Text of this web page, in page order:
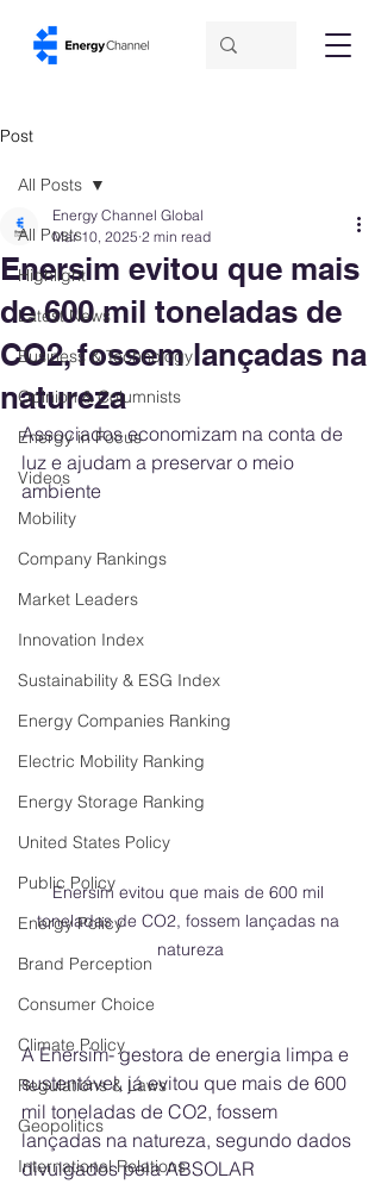
Post
All Posts
Highlight
Latest News
Business & Technology
Opinion & Columnists
Energy in Focus
Videos
Mobility
Company Rankings
Market Leaders
Innovation Index
Sustainability & ESG Index
Energy Companies Ranking
Electric Mobility Ranking
Energy Storage Ranking
United States Policy
Public Policy
Energy Policy
Brand Perception
Consumer Choice
Climate Policy
Regulations & Laws
Geopolitics
International Relations
All Posts
Enersim evitou que mais
de 600 mil toneladas de
CO2, fossem lançadas na
natureza
Energy Channel Global
Mar 10, 2025 2 min read
Associados economizam na conta de
luz e ajudam a preservar o meio
ambiente
Enersim evitou que mais de 600 mil
toneladas de CO2, fossem lançadas na
natureza
A Enersim- gestora de energia limpa e
sustentável, já evitou que mais de 600
mil toneladas de CO2, fossem
lançadas na natureza, segundo dados
divulgados pela ABSOLAR